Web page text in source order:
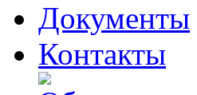
Документы
Контакты